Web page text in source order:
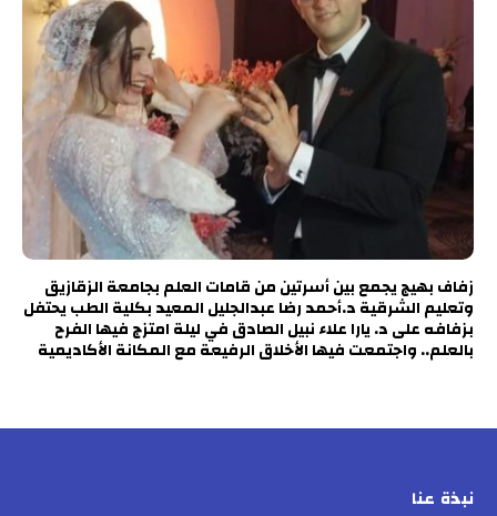
زفاف بهيج يجمع بين أسرتين من قامات العلم بجامعة الزقازيق
وتعليم الشرقية د.أحمد رضا عبدالجليل المعيد بكلية الطب يحتفل
بزفافه على د. يارا علاء نبيل الصادق في ليلة امتزج فيها الفرح
بالعلم.. واجتمعت فيها الأخلاق الرفيعة مع المكانة الأكاديمية
نبذة عنا